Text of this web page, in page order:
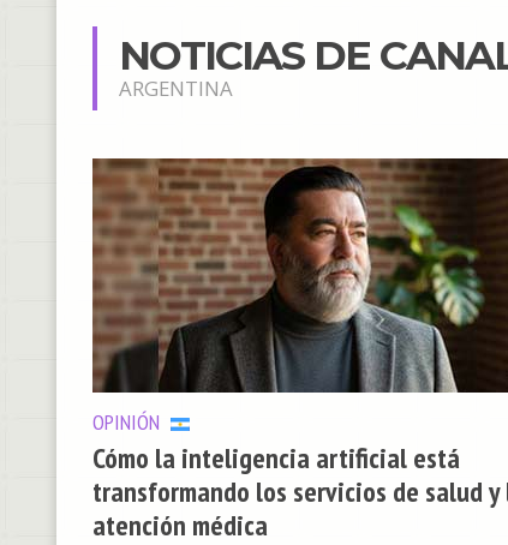
NOTICIAS DE
ARGENTINA
OPINIÓN
Cómo la inteligencia artificial está
transformando los servicios de salud y
atención médica